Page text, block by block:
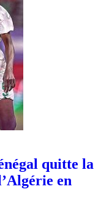
quitte la
en